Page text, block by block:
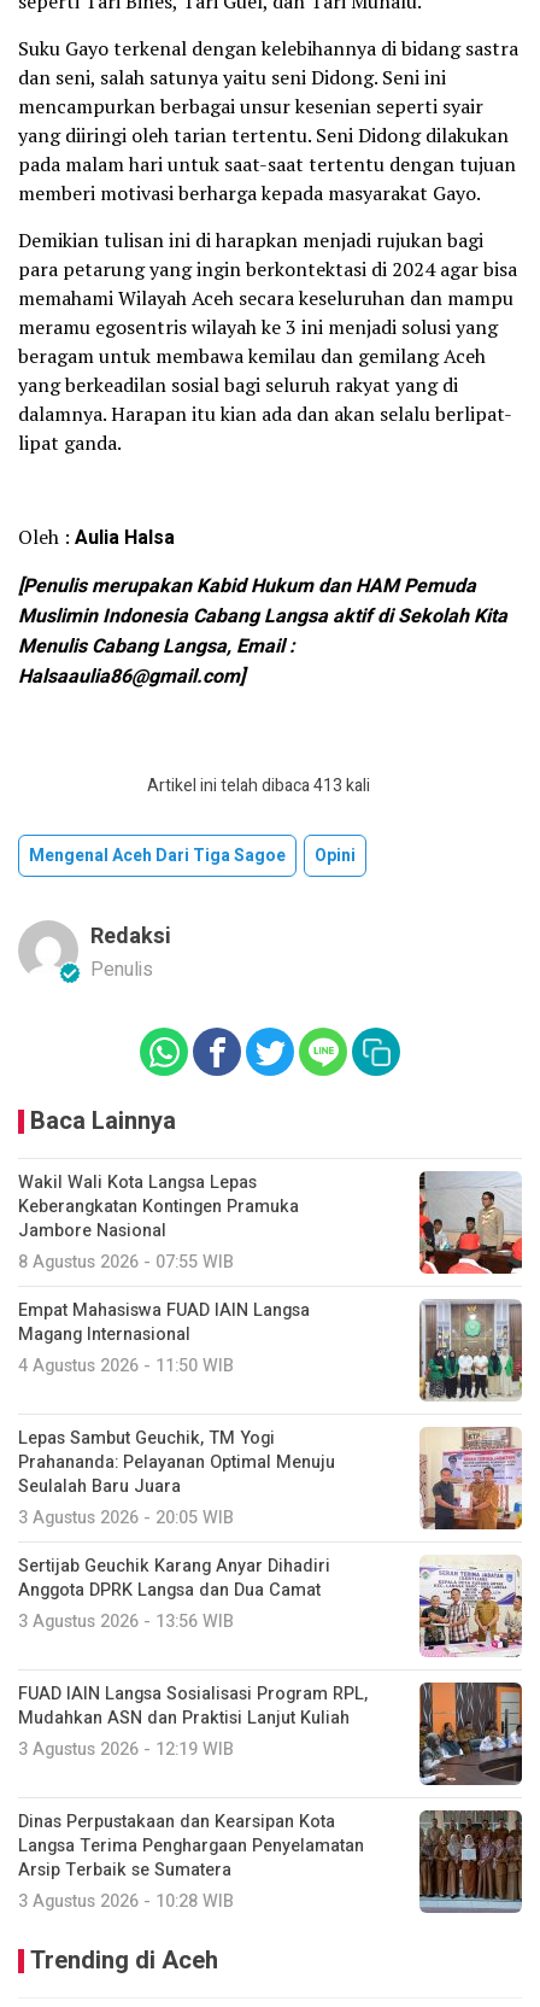
Suku Gayo terkenal dengan kelebihannya di bidang sastra
dan seni, salah satunya yaitu seni Didong. Seni ini
mencampurkan berbagai unsur kesenian seperti syair
yang diiringi oleh tarian tertentu. Seni Didong dilakukan
pada malam hari untuk saat-saat tertentu dengan tujuan
memberi motivasi berharga kepada masyarakat Gayo.
Demikian tulisan ini di harapkan menjadi rujukan bagi
para petarung yang ingin berkontektasi di 2024 agar bisa
memahami Wilayah Aceh secara keseluruhan dan mampu
meramu egosentris wilayah ke 3 ini menjadi solusi yang
beragam untuk membawa kemilau dan gemilang Aceh
yang berkeadilan sosial bagi seluruh rakyat yang di
dalamnya. Harapan itu kian ada dan akan selalu berlipat-
lipat ganda.
Oleh : Aulia Halsa
[Penulis merupakan Kabid Hukum dan HAM Pemuda
Muslimin Indonesia Cabang Langsa aktif di Sekolah Kita
Menulis Cabang Langsa, Email :
Halsaaulia86@gmail.com]
Artikel ini telah dibaca 413 kali
Mengenal Aceh Dari Tiga Sagoe Opini
Redaksi
Penulis
Baca Lainnya
Wakil Wali Kota Langsa Lepas
Keberangkatan Kontingen Pramuka
Jambore Nasional
8 Agustus 2026 - 07:55 WIB
Empat Mahasiswa FUAD IAIN Langsa
Magang Internasional
4 Agustus 2026 - 11:50 WIB
Lepas Sambut Geuchik, TM Yogi
Prahananda: Pelayanan Optimal Menuju
Seulalah Baru Juara
3 Agustus 2026 - 20:05 WIB
Sertijab Geuchik Karang Anyar Dihadiri
Anggota DPRK Langsa dan Dua Camat
3 Agustus 2026 - 13:56 WIB
FUAD IAIN Langsa Sosialisasi Program RPL,
Mudahkan ASN dan Praktisi Lanjut Kuliah
3 Agustus 2026 - 12:19 WIB
Dinas Perpustakaan dan Kearsipan Kota
Langsa Terima Penghargaan Penyelamatan
Arsip Terbaik se Sumatera
3 Agustus 2026 - 10:28 WIB
Trending di Aceh